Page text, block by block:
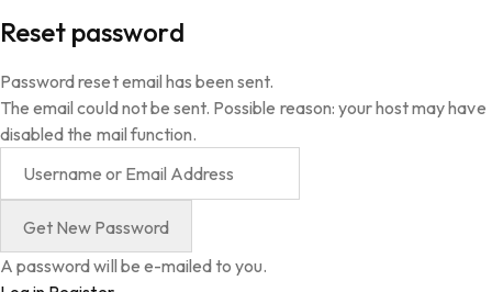
Reset password
Password reset email has been sent.
The email could not be sent. Possible reason: your host may have
disabled the mail function.
A password will be e-mailed to you.